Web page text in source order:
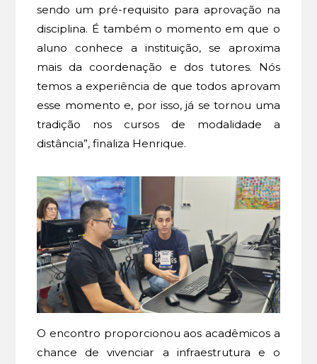
sendo um pré-requisito para aprovação na
disciplina. É também o momento em que o
aluno conhece a instituição, se aproxima
mais da coordenação e dos tutores. Nós
temos a experiência de que todos aprovam
esse momento e, por isso, já se tornou uma
tradição nos cursos de modalidade a
distância”, finaliza Henrique.
O encontro proporcionou aos acadêmicos a
chance de vivenciar a infraestrutura e o